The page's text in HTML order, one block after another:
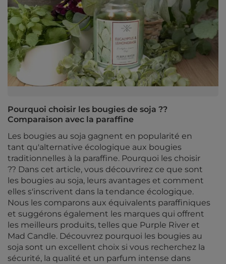
Pourquoi choisir les bougies de soja ??
Comparaison avec la paraffine
Les bougies au soja gagnent en popularité en
tant qu'alternative écologique aux bougies
traditionnelles à la paraffine. Pourquoi les choisir
?? Dans cet article, vous découvrirez ce que sont
les bougies au soja, leurs avantages et comment
elles s'inscrivent dans la tendance écologique.
Nous les comparons aux équivalents paraffiniques
et suggérons également les marques qui offrent
les meilleurs produits, telles que Purple River et
Mad Candle. Découvrez pourquoi les bougies au
soja sont un excellent choix si vous recherchez la
sécurité, la qualité et un parfum intense dans